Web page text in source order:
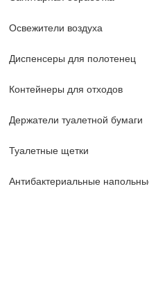
Освежители воздуха
Диспенсеры для полотенец
Контейнеры для отходов
Держатели туалетной бумаги
Туалетные щетки
Антибактериальные